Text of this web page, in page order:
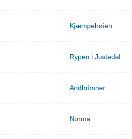
Kjæmpehøien
Rypen i Justedal
Andhrimner
Norma